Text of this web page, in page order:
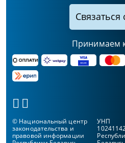
Связаться
Принимаем
© Национальный центр
законодательства и
правовой информации
УНП